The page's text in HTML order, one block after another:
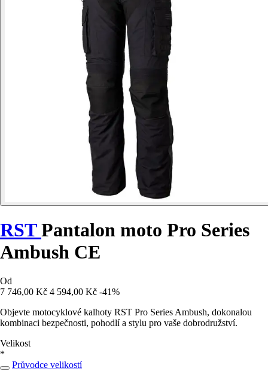
RSTPantalon moto Pro Series
Ambush CE
Od
7 746,00 Kč 4 594,00 Kč -41%
Objevte motocyklové kalhoty RST Pro Series Ambush, dokonalou
kombinaci bezpečnosti, pohodlí a stylu pro vaše dobrodružství.
Velikost
*
Průvodce velikostí